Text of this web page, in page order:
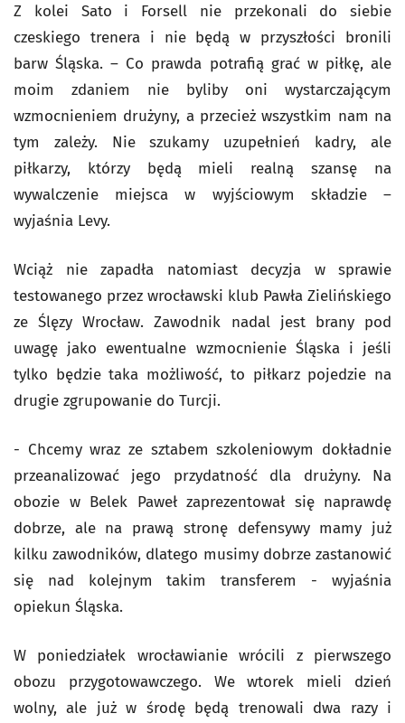
Z kolei Sato i Forsell nie przekonali do siebie
czeskiego trenera i nie będą w przyszłości bronili
barw Śląska. – Co prawda potrafią grać w piłkę, ale
moim zdaniem nie byliby oni wystarczającym
wzmocnieniem drużyny, a przecież wszystkim nam na
tym zależy. Nie szukamy uzupełnień kadry, ale
piłkarzy, którzy będą mieli realną szansę na
wywalczenie miejsca w wyjściowym składzie –
wyjaśnia Levy.
Wciąż nie zapadła natomiast decyzja w sprawie
testowanego przez wrocławski klub Pawła Zielińskiego
ze Ślęzy Wrocław. Zawodnik nadal jest brany pod
uwagę jako ewentualne wzmocnienie Śląska i jeśli
tylko będzie taka możliwość, to piłkarz pojedzie na
drugie zgrupowanie do Turcji.
- Chcemy wraz ze sztabem szkoleniowym dokładnie
przeanalizować jego przydatność dla drużyny. Na
obozie w Belek Paweł zaprezentował się naprawdę
dobrze, ale na prawą stronę defensywy mamy już
kilku zawodników, dlatego musimy dobrze zastanowić
się nad kolejnym takim transferem - wyjaśnia
opiekun Śląska.
W poniedziałek wrocławianie wrócili z pierwszego
obozu przygotowawczego. We wtorek mieli dzień
wolny, ale już w środę będą trenowali dwa razy i